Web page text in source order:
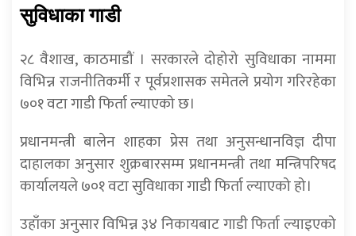
सुविधाका गाडी
२८ वैशाख, काठमाडौं । सरकारले दोहोरो सुविधाका नाममा
विभिन्न राजनीतिकर्मी र पूर्वप्रशासक समेतले प्रयोग गरिरहेका
७०१ वटा गाडी फिर्ता ल्याएको छ।
प्रधानमन्त्री बालेन शाहका प्रेस तथा अनुसन्धानविज्ञ दीपा
दाहालका अनुसार शुक्रबारसम्म प्रधानमन्त्री तथा मन्त्रिपरिषद
कार्यालयले ७०१ वटा सुविधाका गाडी फिर्ता ल्याएको हो।
उहाँका अनुसार विभिन्न ३४ निकायबाट गाडी फिर्ता ल्याइएको